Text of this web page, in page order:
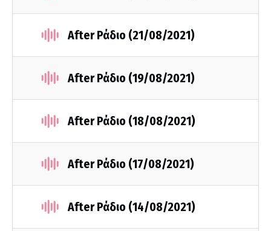
After Ράδιο (21/08/2021)
After Ράδιο (19/08/2021)
After Ράδιο (18/08/2021)
After Ράδιο (17/08/2021)
After Ράδιο (14/08/2021)